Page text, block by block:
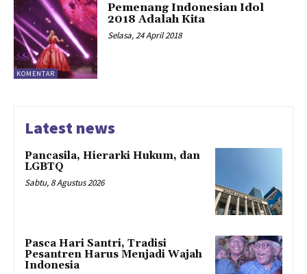
KOMENTAR
Pemenang Indonesian Idol
2018 Adalah Kita
Selasa, 24 April 2018
Latest news
Pancasila, Hierarki Hukum, dan
LGBTQ
Sabtu, 8 Agustus 2026
Pasca Hari Santri, Tradisi
Pesantren Harus Menjadi Wajah
Indonesia